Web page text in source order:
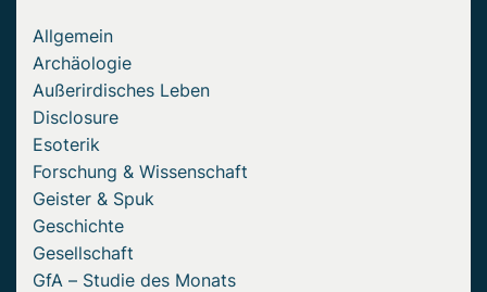
Allgemein
Archäologie
Außerirdisches Leben
Disclosure
Esoterik
Forschung & Wissenschaft
Geister & Spuk
Geschichte
Gesellschaft
GfA – Studie des Monats